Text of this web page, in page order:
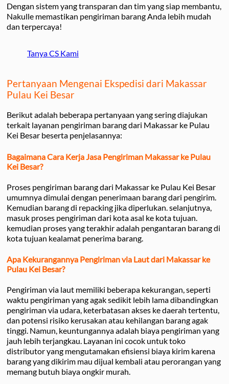
Dengan sistem yang transparan dan tim yang siap membantu,
Nakulle memastikan pengiriman barang Anda lebih mudah
dan terpercaya!
Tanya CS Kami
Pertanyaan Mengenai Ekspedisi dari Makassar
Pulau Kei Besar
Berikut adalah beberapa pertanyaan yang sering diajukan
terkait layanan pengiriman barang dari Makassar ke Pulau
Kei Besar beserta penjelasannya:
Bagaimana Cara Kerja Jasa Pengiriman Makassar ke Pulau
Kei Besar?
Proses pengiriman barang dari Makassar ke Pulau Kei Besar
umumnya dimulai dengan penerimaan barang dari pengirim.
Kemudian barang di repacking jika diperlukan. selanjutnya,
masuk proses pengiriman dari kota asal ke kota tujuan.
kemudian proses yang terakhir adalah pengantaran barang di
kota tujuan kealamat penerima barang.
Apa Kekurangannya Pengiriman via Laut dari Makassar ke
Pulau Kei Besar?
Pengiriman via laut memiliki beberapa kekurangan, seperti
waktu pengiriman yang agak sedikit lebih lama dibandingkan
pengiriman via udara, keterbatasan akses ke daerah tertentu,
dan potensi risiko kerusakan atau kehilangan barang agak
tinggi. Namun, keuntungannya adalah biaya pengiriman yang
jauh lebih terjangkau. Layanan ini cocok untuk toko
distributor yang mengutamakan efisiensi biaya kirim karena
barang yang dikirim mau dijual kembali atau perorangan yang
memang butuh biaya ongkir murah.